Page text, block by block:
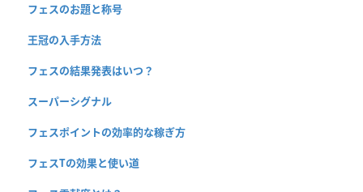
フェスのお題と称号
王冠の入手方法
フェスの結果発表はいつ？
スーパーシグナル
フェスポイントの効率的な稼ぎ方
フェスTの効果と使い道